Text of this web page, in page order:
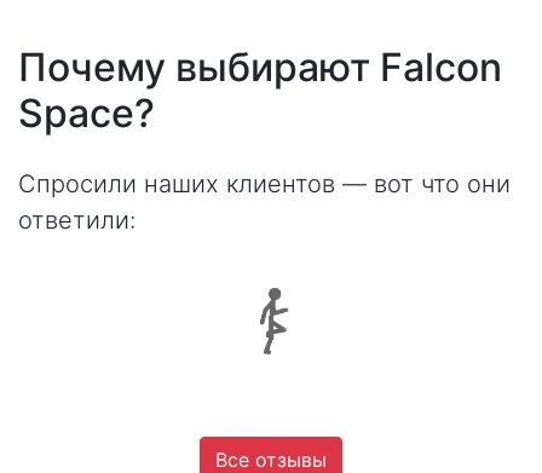
Почему выбирают Falcon
Space?
Спросили наших клиентов — вот что они
ответили:
Все отзывы